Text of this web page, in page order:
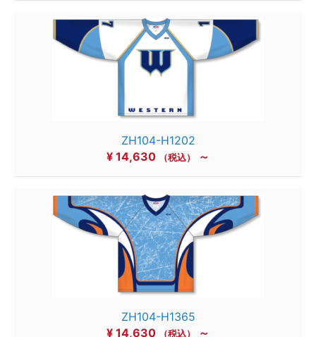
ZH104-H1202
¥ 14,630 （税込） ～
ZH104-H1365
¥ 14,630 （税込） ～